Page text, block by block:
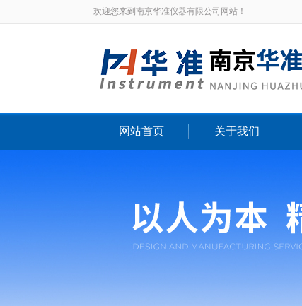
欢迎您来到南京华准仪器有限公司网站！
网站首页 关于我们